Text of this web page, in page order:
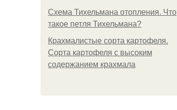
Схема Тихельмана отопления. Что
такое петля Тихельмана?
Крахмалистые сорта картофеля.
Сорта картофеля с высоким
содержанием крахмала